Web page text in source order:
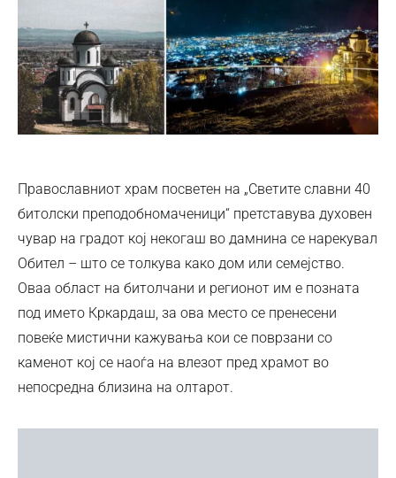
Православниот храм посветен на „Светите славни 40
битолски преподобномаченици“ претставува духовен
чувар на градот кој некогаш во дамнина се нарекувал
Обител – што се толкува како дом или семејство.
Оваа област на битолчани и регионот им е позната
под името Кркардаш, за ова место се пренесени
повеќе мистични кажувања кои се поврзани со
каменот кој се наоѓа на влезот пред храмот во
непосредна близина на олтарот.